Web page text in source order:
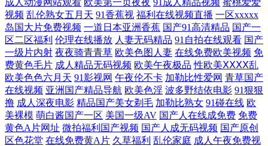
无码 欧美性爱亚洲图片 天天日夜夜爽 亚洲韩国最新版片 91视频免费试看
超碰福利导航 国产91在线观看 黄色高清免费网站 国产ts在线 久久人国产
日本AⅤ网址 天天操国产精品 在线观看91视频 91社区网站 超碰在线caop
国产精品www 九一精品 欧美色色 日韩性爱青青草 在线91视频 91私密 超
碰人妇 国产日韩欧美足交 欧美19P在线 日本一二免费区 亚洲另类影院 91
视频 乱伦熟女五月天 91香蕉视 福利在线视频直播 一区xxxxx
岛国大片免费视频 一道日本亚洲香蕉 国产91高清精品 国产一
区二区福利 伦理在线播放 人妻无码精品 91自拍在线观看 国产
一级片内射 夜夜骑青青草 欧美色图人妻 在线免费欧美视频 免
费黄色毛片 成人精品无码视频 欧美午夜极品 性欧美ⅩⅩⅩⅩ乱
欧美色色六月天 91影视网 午夜伦不卡 加勒比性爱网 青草国产
在线视频 亚洲国产精品导航 欧美色淫 波多野结依电影 91狠狠
撸 成人深夜电影 精品国产美女剃毛 加勒比熟女 91碰在线 欧
美裸模 萌白酱国产一区 美国一级AV 国产人在线成免费 免费
黄色A片网址 微拍福利国产视频 国产人成无码视频 国产原创
区色花堂 在线免费黄A片 久草福利 乱伦家庭 成人午夜免费视